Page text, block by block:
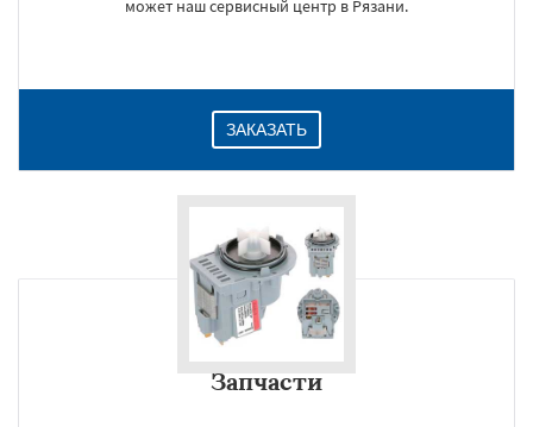
может наш сервисный центр в Рязани.
ЗАКАЗАТЬ
Запчасти